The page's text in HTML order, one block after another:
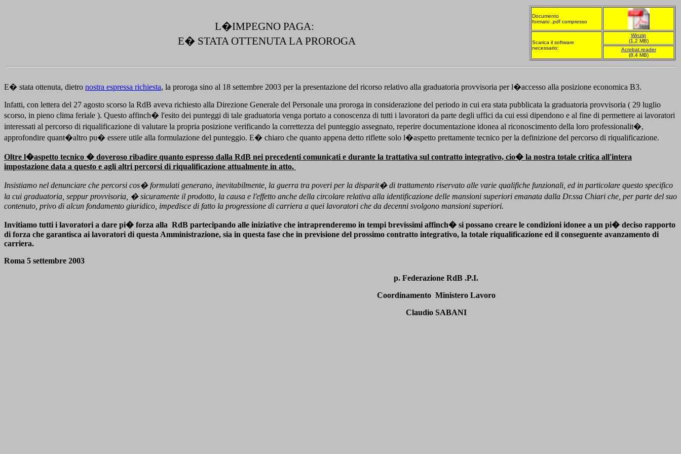
L�IMPEGNO PAGA:
E� STATA OTTENUTA LA PROROGA
Documento
formato .pdf compresso
Scarica il software
necessario:
Winzip
(1,2 MB)
Acrobat reader
(8,4 MB)
E� stata ottenuta, dietro nostra espressa richiesta, la proroga sino al 18 settembre 2003 per la presentazione del ricorso relativo alla graduatoria provvisoria per l�accesso alla posizione economica B3.
Infatti, con lettera del 27 agosto scorso la RdB aveva richiesto alla Direzione Generale del Personale una proroga in considerazione del periodo in cui era stata pubblicata la graduatoria provvisoria ( 29 luglio
scorso, in pieno clima feriale ). Questo affinch� l'esito dei punteggi di tale graduatoria venga portato a conoscenza di tutti i lavoratori da parte degli uffici da cui essi dipendono e al fine di permettere ai lavoratori
interessati al percorso di riqualificazione di valutare la propria posizione verificando la correttezza del punteggio assegnato, reperire documentazione idonea al riconoscimento della loro professionalit�,
approfondire quant�altro pu� essere utile alla formulazione del punteggio. E� chiaro che quanto appena detto riflette solo l�aspetto prettamente tecnico per la definizione del percorso di riqualificazione.
Oltre l�aspetto tecnico � doveroso ribadire quanto espresso dalla RdB nei precedenti comunicati e durante la trattativa sul contratto integrativo, cio� la nostra totale critica all'intera
impostazione data a questo e agli altri percorsi di riqualificazione attualmente in atto.
Insistiamo nel denunciare che percorsi cos� formulati generano, inevitabilmente, la guerra tra poveri per la disparit� di trattamento riservato alle varie qualifiche funzionali, ed in particolare questo specifico
la cui graduatoria, seppur provvisoria, � sicuramente il prodotto, la causa e l'effetto anche della circolare relativa alla identificazione delle mansioni superiori emanata dalla Dr.ssa Chiari che, per parte del suo
contenuto, privo di alcun fondamento giuridico, impedisce di fatto la progressione di carriera a quei lavoratori che da decenni svolgono mansioni superiori.
Invitiamo tutti i lavoratori a dare pi� forza alla RdB partecipando alle iniziative che intraprenderemo in tempi brevissimi affinch� si possano creare le condizioni idonee a un pi� deciso rapporto
di forza che garantisca ai lavoratori di questa Amministrazione, sia in questa fase che in previsione del prossimo contratto integrativo, la totale riqualificazione ed il conseguente avanzamento di
carriera.
Roma 5 settembre 2003
p. Federazione RdB .P.I.
Coordinamento Ministero Lavoro
Claudio SABANI